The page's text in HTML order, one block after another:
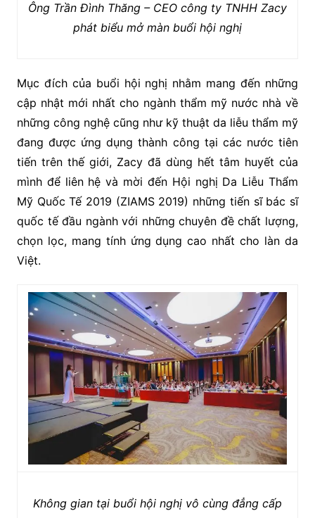
Ông Trần Đình Thăng – CEO công ty TNHH Zacy
phát biểu mở màn buổi hội nghị
Mục đích của buổi hội nghị nhằm mang đến những
cập nhật mới nhất cho ngành thẩm mỹ nước nhà về
những công nghệ cũng như kỹ thuật da liễu thẩm mỹ
đang được ứng dụng thành công tại các nước tiên
tiến trên thế giới, Zacy đã dùng hết tâm huyết của
mình để liên hệ và mời đến Hội nghị Da Liễu Thẩm
Mỹ Quốc Tế 2019 (ZIAMS 2019) những tiến sĩ bác sĩ
quốc tế đầu ngành với những chuyên đề chất lượng,
chọn lọc, mang tính ứng dụng cao nhất cho làn da
Việt.
Không gian tại buổi hội nghị vô cùng đẳng cấp